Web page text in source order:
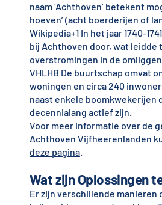
naam ‘Achthoven’ betekent
hoeven’ (acht boerderijen of
Wikipedia+1In het jaar 1740-
bij Achthoven door, wat leidde
overstromingen in de
VHLHB De buurtschap omvat
woningen en circa 240
naast enkele boomkwekerijen
decennialang actief zijn.
Voor meer informatie over de
Achthoven Vijfheerenlanden
deze pagina.
Wat zijn Oplossingen
Er zijn verschillende manieren